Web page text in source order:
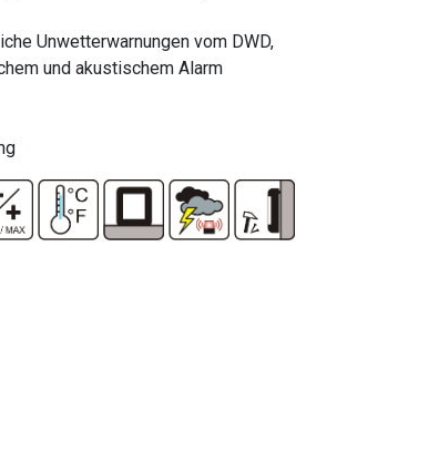
Unwetterwarnungen vom DWD,
und akustischem Alarm